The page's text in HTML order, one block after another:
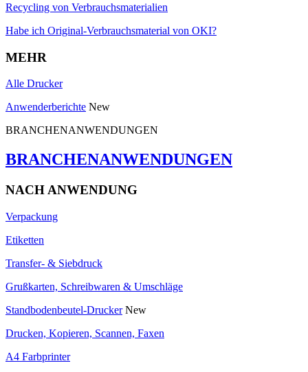
Recycling von Verbrauchsmaterialien
Habe ich Original-Verbrauchsmaterial von OKI?
MEHR
Alle Drucker
Anwenderberichte New
BRANCHENANWENDUNGEN
BRANCHENANWENDUNGEN
NACH ANWENDUNG
Verpackung
Etiketten
Transfer- & Siebdruck
Grußkarten, Schreibwaren & Umschläge
Standbodenbeutel-Drucker New
Drucken, Kopieren, Scannen, Faxen
A4 Farbprinter